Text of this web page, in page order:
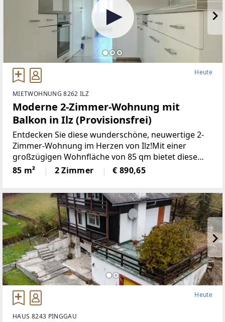
Heute
MIETWOHNUNG 8262 ILZ
Moderne 2-Zimmer-Wohnung mit
Balkon in Ilz (Provisionsfrei)
Entdecken Sie diese wunderschöne, neuwertige 2-
Zimmer-Wohnung im Herzen von Ilz!Mit einer
großzügigen Wohnfläche von 85 qm bietet diese
Wohnung den idealen Raumfür Singles oder Paare.
Die lichtdurchfluteten Räume überzeugen durch
85 m² 2 Zimmer € 890,65
Heute
HAUS 8243 PINGGAU